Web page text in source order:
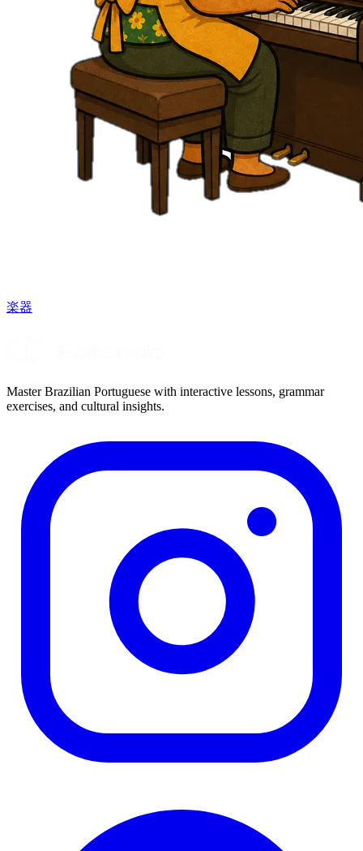
楽器
Master Brazilian Portuguese with interactive lessons, grammar
exercises, and cultural insights.